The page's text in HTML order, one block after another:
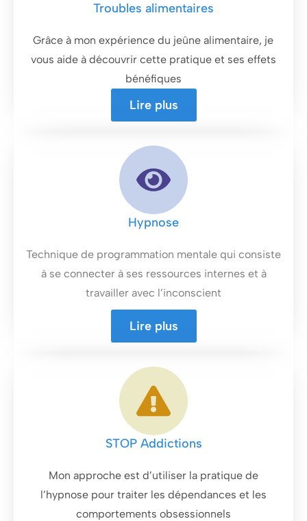
Troubles alimentaires
Grâce à mon expérience du jeûne alimentaire, je
vous aide à découvrir cette pratique et ses effets
bénéfiques
Lire plus
Hypnose
Technique de programmation mentale qui consiste
à se connecter à ses ressources internes et à
travailler avec l’inconscient
Lire plus
STOP Addictions
Mon approche est d’utiliser la pratique de
l’hypnose pour traiter les dépendances et les
comportements obsessionnels